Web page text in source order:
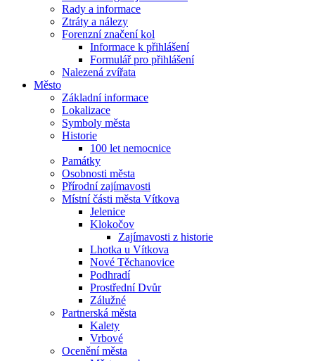
Rady a informace
Ztráty a nálezy
Forenzní značení kol
Informace k přihlášení
Formulář pro přihlášení
Nalezená zvířata
Město
Základní informace
Lokalizace
Symboly města
Historie
100 let nemocnice
Památky
Osobnosti města
Přírodní zajímavosti
Místní části města Vítkova
Jelenice
Klokočov
Zajímavosti z historie
Lhotka u Vítkova
Nové Těchanovice
Podhradí
Prostřední Dvůr
Zálužné
Partnerská města
Kalety
Vrbové
Ocenění města